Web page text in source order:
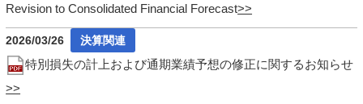
Revision to Consolidated Financial Forecast
2026/03/26
特別損失の計上および通期業績予想の修正に関するお知らせ